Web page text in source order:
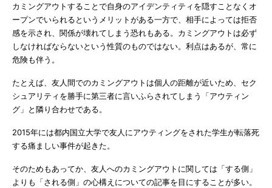
カミングアウトすることで自身のアイデンティティを隠すことなくオ
ープンでいられるというメリットがある一方で、相手によっては拒否
感を示され、関係が壊れてしまう恐れもある。カミングアウトは必ず
しなければならないという性質のものではない。利点はあるが、常に
危険も伴う。
たとえば、友人間でのカミングアウトは個人の距離が近いため、セク
シュアリティを勝手に第三者に言いふらされてしまう「アウティン
グ」と隣り合わせである。
2015年には都内国立大学で友人にアウティングをされた学生が転落死
する痛ましい事件が起きた。
そのためもあってか、友人へのカミングアウトに関しては「する側」
よりも「される側」の心構えについての記事を目にすることが多い。